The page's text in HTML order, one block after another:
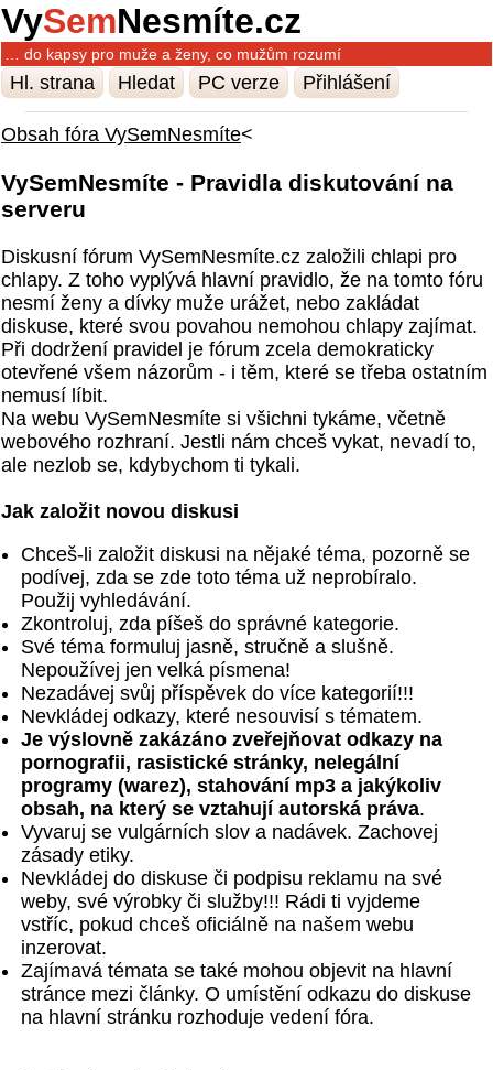
VySemNesmíte.cz
… do kapsy pro muže a ženy, co mužům rozumí
Hl. strana Hledat PC verze Přihlášení
Obsah fóra VySemNesmíte<
VySemNesmíte - Pravidla diskutování na
serveru
Diskusní fórum VySemNesmíte.cz založili chlapi pro
chlapy. Z toho vyplývá hlavní pravidlo, že na tomto fóru
nesmí ženy a dívky muže urážet, nebo zakládat
diskuse, které svou povahou nemohou chlapy zajímat.
Při dodržení pravidel je fórum zcela demokraticky
otevřené všem názorům - i těm, které se třeba ostatním
nemusí líbit.
Na webu VySemNesmíte si všichni tykáme, včetně
webového rozhraní. Jestli nám chceš vykat, nevadí to,
ale nezlob se, kdybychom ti tykali.
Jak založit novou diskusi
Chceš-li založit diskusi na nějaké téma, pozorně se
podívej, zda se zde toto téma už neprobíralo.
Použij vyhledávání.
Zkontroluj, zda píšeš do správné kategorie.
Své téma formuluj jasně, stručně a slušně.
Nepoužívej jen velká písmena!
Nezadávej svůj příspěvek do více kategorií!!!
Nevkládej odkazy, které nesouvisí s tématem.
Je výslovně zakázáno zveřejňovat odkazy na
pornografii, rasistické stránky, nelegální
programy (warez), stahování mp3 a jakýkoliv
obsah, na který se vztahují autorská práva.
Vyvaruj se vulgárních slov a nadávek. Zachovej
zásady etiky.
Nevkládej do diskuse či podpisu reklamu na své
weby, své výrobky či služby!!! Rádi ti vyjdeme
vstříc, pokud chceš oficiálně na našem webu
inzerovat.
Zajímavá témata se také mohou objevit na hlavní
stránce mezi články. O umístění odkazu do diskuse
na hlavní stránku rozhoduje vedení fóra.